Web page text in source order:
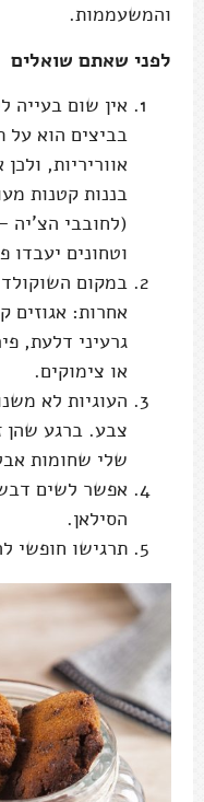
והמשעממות.
לפני שאתם שואלים
אין שום בעייה
בביצים הוא על
(לחובבי הצ'יה
וטחונים
במקום
אחרות: אגוזים
גרעיני דלעת,
או צימוקים.
העוגיות לא
צבע. ברגע שהן
שלי שחומות
אפשר לשים
הסילאן.
תרגישו חופשי